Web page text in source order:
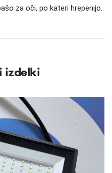
za oči, po kateri hrepenijo.
izdelki